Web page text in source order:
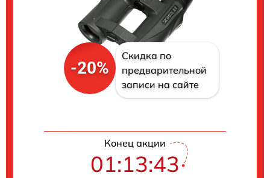
-20%
Скидка по
предварительной
записи на сайте
Конец акции
01:13:42